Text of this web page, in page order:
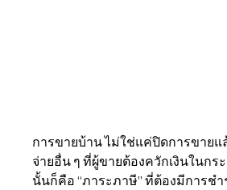
การขายบ้าน ไม่ใช่แค่ปิดการขายแ
จ่ายอื่น ๆ ที่ผู้ขายต้องควักเงินในกร
นั้นก็คือ “ภาระภาษี” ที่ต้องมีการชำ